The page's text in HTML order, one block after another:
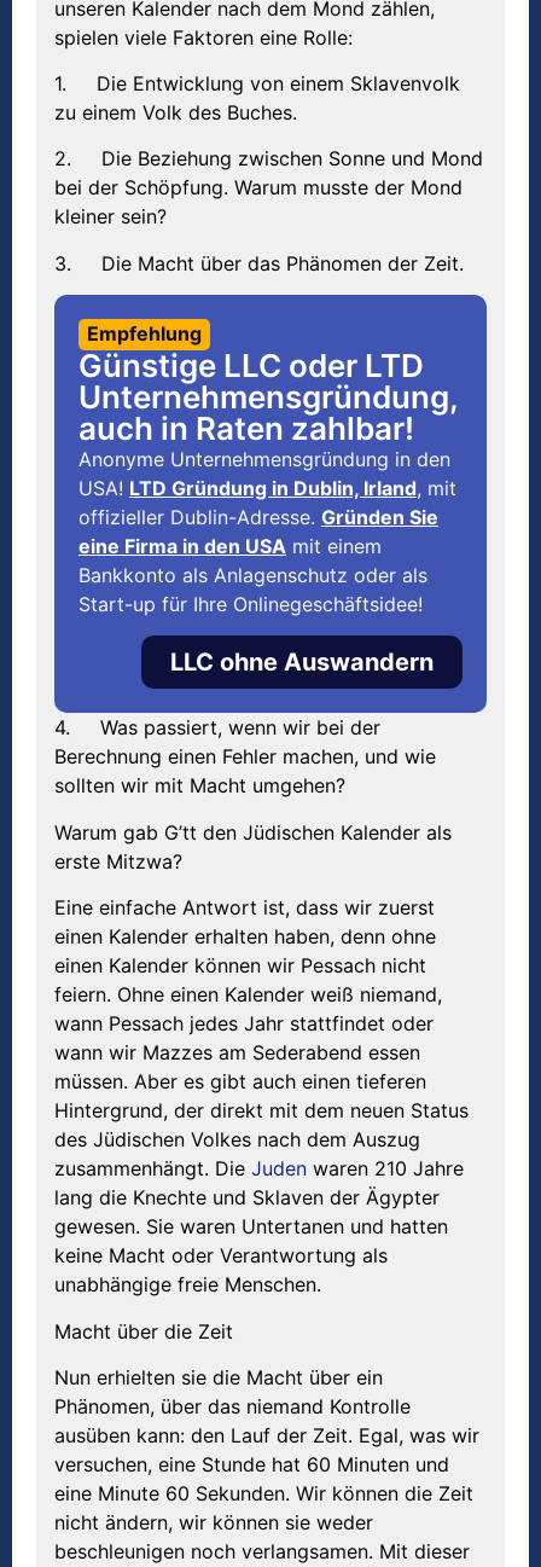
unseren Kalender nach dem Mond zählen,
spielen viele Faktoren eine Rolle:
1. Die Entwicklung von einem Sklavenvolk
zu einem Volk des Buches.
2. Die Beziehung zwischen Sonne und Mond
bei der Schöpfung. Warum musste der Mond
kleiner sein?
3. Die Macht über das Phänomen der Zeit.
Empfehlung
Günstige LLC oder LTD
Unternehmensgründung,
auch in Raten zahlbar!
Anonyme Unternehmensgründung in den
USA! LTD Gründung in Dublin, Irland, mit
offizieller Dublin-Adresse. Gründen Sie
eine Firma in den USA mit einem
Bankkonto als Anlagenschutz oder als
Start-up für Ihre Onlinegeschäftsidee!
LLC ohne Auswandern
4. Was passiert, wenn wir bei der
Berechnung einen Fehler machen, und wie
sollten wir mit Macht umgehen?
Warum gab G’tt den Jüdischen Kalender als
erste Mitzwa?
Eine einfache Antwort ist, dass wir zuerst
einen Kalender erhalten haben, denn ohne
einen Kalender können wir Pessach nicht
feiern. Ohne einen Kalender weiß niemand,
wann Pessach jedes Jahr stattfindet oder
wann wir Mazzes am Sederabend essen
müssen. Aber es gibt auch einen tieferen
Hintergrund, der direkt mit dem neuen Status
des Jüdischen Volkes nach dem Auszug
zusammenhängt. Die Juden waren 210 Jahre
lang die Knechte und Sklaven der Ägypter
gewesen. Sie waren Untertanen und hatten
keine Macht oder Verantwortung als
unabhängige freie Menschen.
Macht über die Zeit
Nun erhielten sie die Macht über ein
Phänomen, über das niemand Kontrolle
ausüben kann: den Lauf der Zeit. Egal, was wir
versuchen, eine Stunde hat 60 Minuten und
eine Minute 60 Sekunden. Wir können die Zeit
nicht ändern, wir können sie weder
beschleunigen noch verlangsamen. Mit dieser